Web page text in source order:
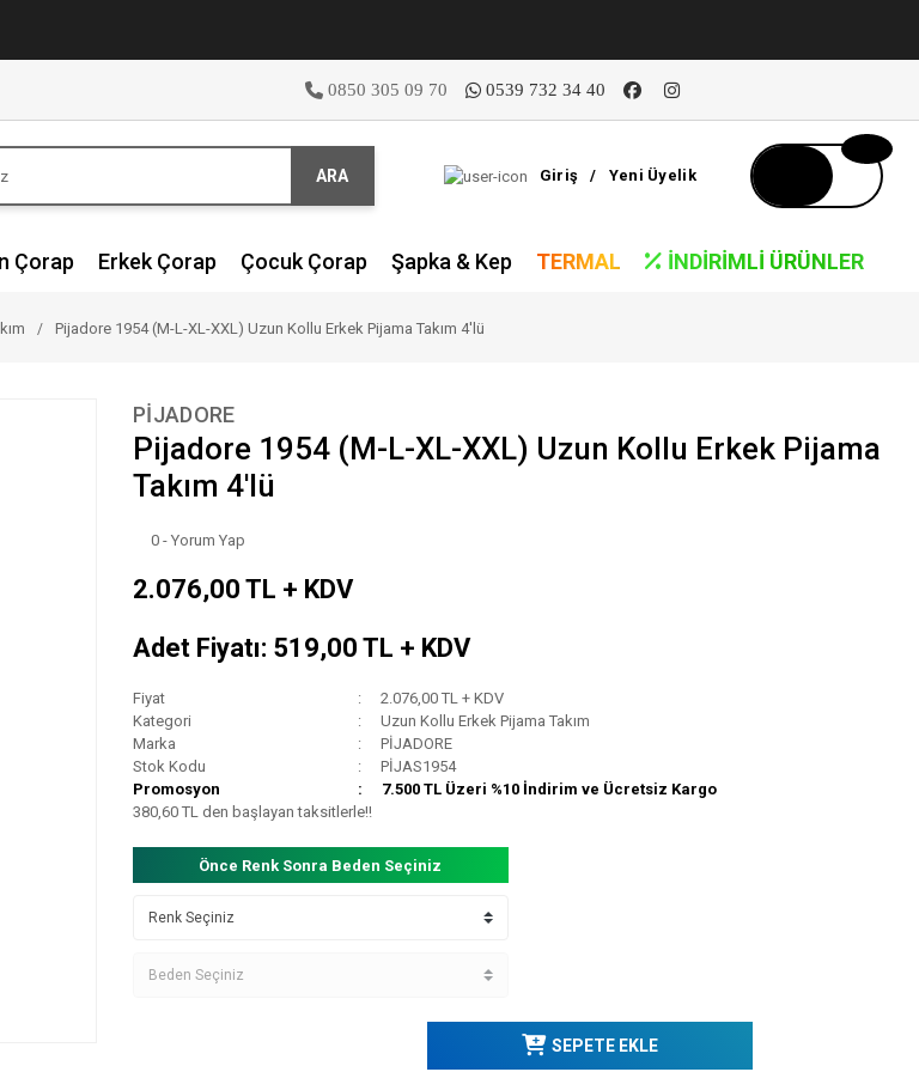
0850 305 09 70 0539 732 34 40
ARA Giriş / Yeni Üyelik
Çorap Erkek Çorap Çocuk Çorap Şapka & Kep TERMAL İNDIRIMLI ÜRÜNLER
Pijadore 1954 (M-L-XL-XXL) Uzun Kollu Erkek Pijama Takım 4'lü
PİJADORE
Pijadore 1954 (M-L-XL-XXL) Uzun Kollu Erkek Pijama
Takım 4'lü
0 - Yorum Yap
2.076,00 TL + KDV
Adet Fiyatı: 519,00 TL + KDV
Fiyat
2.076,00 TL + KDV
Kategori
Uzun Kollu Erkek Pijama Takım
Marka
PİJADORE
Stok Kodu
PİJAS1954
Promosyon
7.500 TL Üzeri %10 İndirim ve Ücretsiz Kargo
380,60 TL den başlayan taksitlerle!!
Önce Renk Sonra Beden Seçiniz
SEPETE EKLE